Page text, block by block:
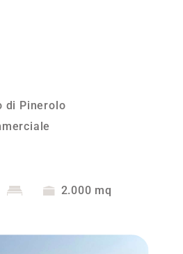
di Pinerolo
2.000 mq